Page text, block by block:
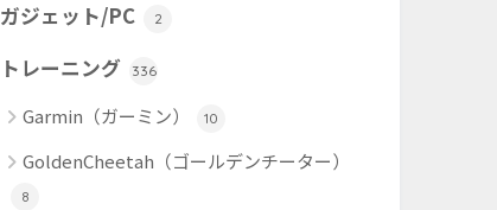
ガジェット/PC 2
トレーニング 336
Garmin（ガーミン） 10
GoldenCheetah（ゴールデンチーター）
8